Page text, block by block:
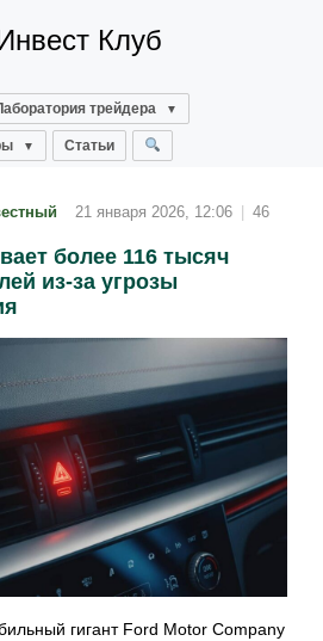
Клуб
трейдера
Статьи
21 января 2026, 12:06
46
более 116 тысяч
из-за угрозы
гигант Ford Motor Company